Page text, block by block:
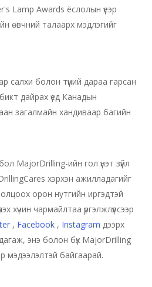
Lamp Awards ёслолын үеэр
өвчний талаарх мэдлэгийг
салхи болон түүний дараа гарсан
дайрах үед Канадын
загалмайн хандиваар багийн
MajorDrilling-ийн гол үнэт зүйл
хэрхэн ажилладагийг
орон нутгийн иргэдтэй
хүчин чармайлтаа үргэлжлүүлсээр
, Facebook , Instagram дээрх
энэ болон бүх MajorDrilling
мэдээлэлтэй байгаарай.